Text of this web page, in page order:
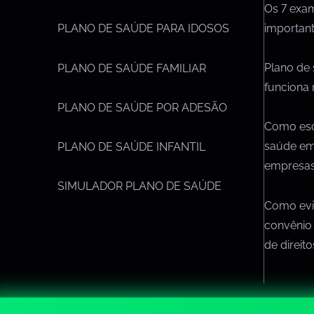
PLANO DE SAÚDE PARA IDOSOS
PLANO DE SAÚDE FAMILIAR
PLANO DE SAÚDE POR ADESÃO
PLANO DE SAÚDE INFANTIL
SIMULADOR PLANO DE SAÚDE
Os 7
Plano de
funciona
Como
saúde
Como
de